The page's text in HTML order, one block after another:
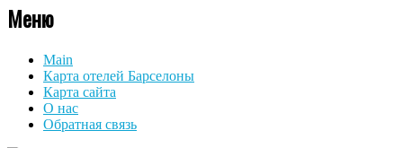
Меню
Main
Карта отелей Барселоны
Карта сайта
О нас
Обратная связь